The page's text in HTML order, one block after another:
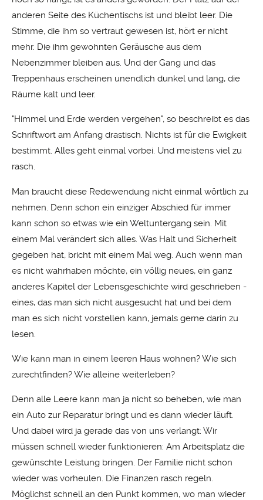
anderen Seite des Küchentischs ist und bleibt leer. Die
Stimme, die ihm so vertraut gewesen ist, hört er nicht
mehr. Die ihm gewohnten Geräusche aus dem
Nebenzimmer bleiben aus. Und der Gang und das
Treppenhaus erscheinen unendlich dunkel und lang, die
Räume kalt und leer.
"Himmel und Erde werden vergehen", so beschreibt es das
Schriftwort am Anfang drastisch. Nichts ist für die Ewigkeit
bestimmt. Alles geht einmal vorbei. Und meistens viel zu
rasch.
Man braucht diese Redewendung nicht einmal wörtlich zu
nehmen. Denn schon ein einziger Abschied für immer
kann schon so etwas wie ein Weltuntergang sein. Mit
einem Mal verändert sich alles. Was Halt und Sicherheit
gegeben hat, bricht mit einem Mal weg. Auch wenn man
es nicht wahrhaben möchte, ein völlig neues, ein ganz
anderes Kapitel der Lebensgeschichte wird geschrieben -
eines, das man sich nicht ausgesucht hat und bei dem
man es sich nicht vorstellen kann, jemals gerne darin zu
lesen.
Wie kann man in einem leeren Haus wohnen? Wie sich
zurechtfinden? Wie alleine weiterleben?
Denn alle Leere kann man ja nicht so beheben, wie man
ein Auto zur Reparatur bringt und es dann wieder läuft.
Und dabei wird ja gerade das von uns verlangt: Wir
müssen schnell wieder funktionieren: Am Arbeitsplatz die
gewünschte Leistung bringen. Der Familie nicht schon
wieder was vorheulen. Die Finanzen rasch regeln.
Möglichst schnell an den Punkt kommen, wo man wieder